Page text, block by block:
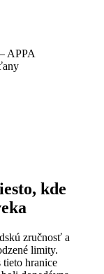
APPA
kde
zručnosť a
limity.
tieto hranice